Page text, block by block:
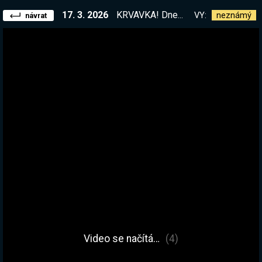
návrat 17. 3. 2026 KRVAVKA! Dneska to bude velice pikantní <3 VY: neznámý
Video se načítá… (4)